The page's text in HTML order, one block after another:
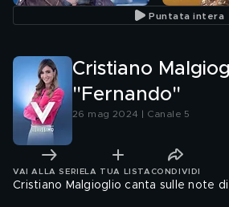
Puntata intera
Cristiano
"Fernando"
26 mag 2024 | Canale 5
VAI ALLA SERIE LA TUA LISTA CONDIVIDI
Cristiano Malgioglio canta sulle note